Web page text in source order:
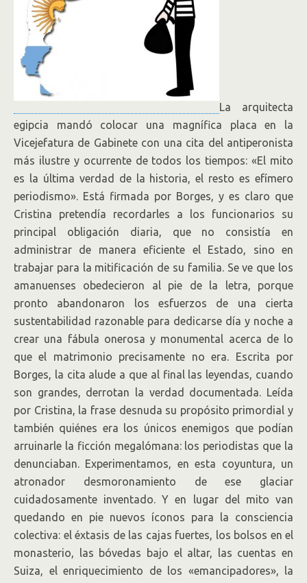
La arquitecta
egipcia mandó colocar una magnífica placa en la
Vicejefatura de Gabinete con una cita del antiperonista
más ilustre y ocurrente de todos los tiempos: «El mito
es la última verdad de la historia, el resto es efímero
periodismo». Está firmada por Borges, y es claro que
Cristina pretendía recordarles a los funcionarios su
principal obligación diaria, que no consistía en
administrar de manera eficiente el Estado, sino en
trabajar para la mitificación de su familia. Se ve que los
amanuenses obedecieron al pie de la letra, porque
pronto abandonaron los esfuerzos de una cierta
sustentabilidad razonable para dedicarse día y noche a
crear una fábula onerosa y monumental acerca de lo
que el matrimonio precisamente no era. Escrita por
Borges, la cita alude a que al final las leyendas, cuando
son grandes, derrotan la verdad documentada. Leída
por Cristina, la frase desnuda su propósito primordial y
también quiénes era los únicos enemigos que podían
arruinarle la ficción megalómana: los periodistas que la
denunciaban. Experimentamos, en esta coyuntura, un
atronador desmoronamiento de ese glaciar
cuidadosamente inventado. Y en lugar del mito van
quedando en pie nuevos íconos para la consciencia
colectiva: el éxtasis de las cajas fuertes, los bolsos en el
monasterio, las bóvedas bajo el altar, las cuentas en
Suiza, el enriquecimiento de los «emancipadores», la